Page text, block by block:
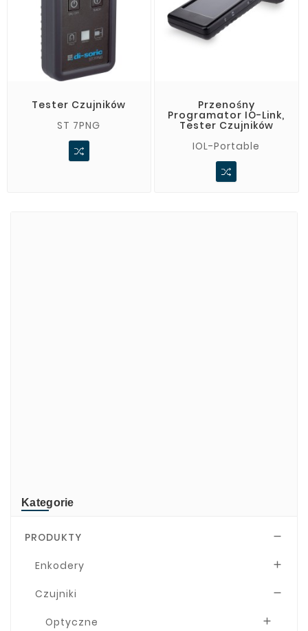
Tester Czujników
ST 7PNG
Przenośny
Programator IO-Link,
Tester Czujników
IOL-Portable
Kategorie
PRODUKTY 
Enkodery 
Czujniki 
Optyczne 